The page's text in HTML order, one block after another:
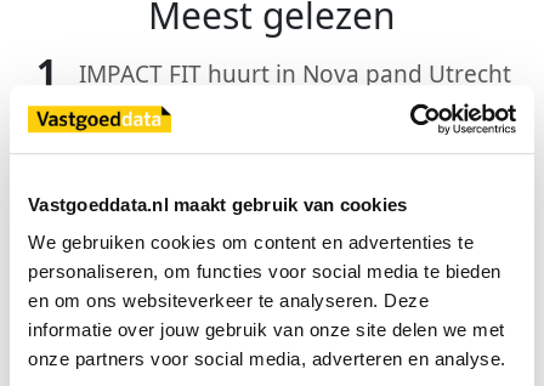
Vastgoeddata.nl maakt gebruik van cookies
We gebruiken cookies om content en advertenties te
personaliseren, om functies voor social media te bieden
en om ons websiteverkeer te analyseren. Deze
informatie over jouw gebruik van onze site delen we met
onze partners voor social media, adverteren en analyse.
Meest gelezen
1
IMPACT FIT huurt in Nova pand Utrecht
2
HAL Services en Lexys Advocaten huren
kantoorruimte in RIV Offices Rotterdam
3
1BOX Self Storage verhuist
hoofdkantoor naar Campus Cees in
Amsterdam-Zuidoost